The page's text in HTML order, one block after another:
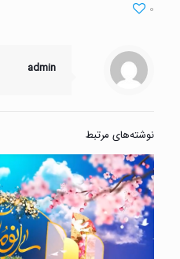
0
admin
نوشته‌های مرتبط